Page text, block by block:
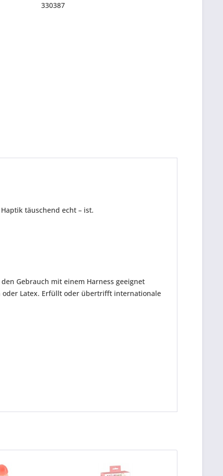
330387
täuschend echt – ist.
Gebrauch mit einem Harness geeignet
Latex. Erfüllt oder übertrifft internationale